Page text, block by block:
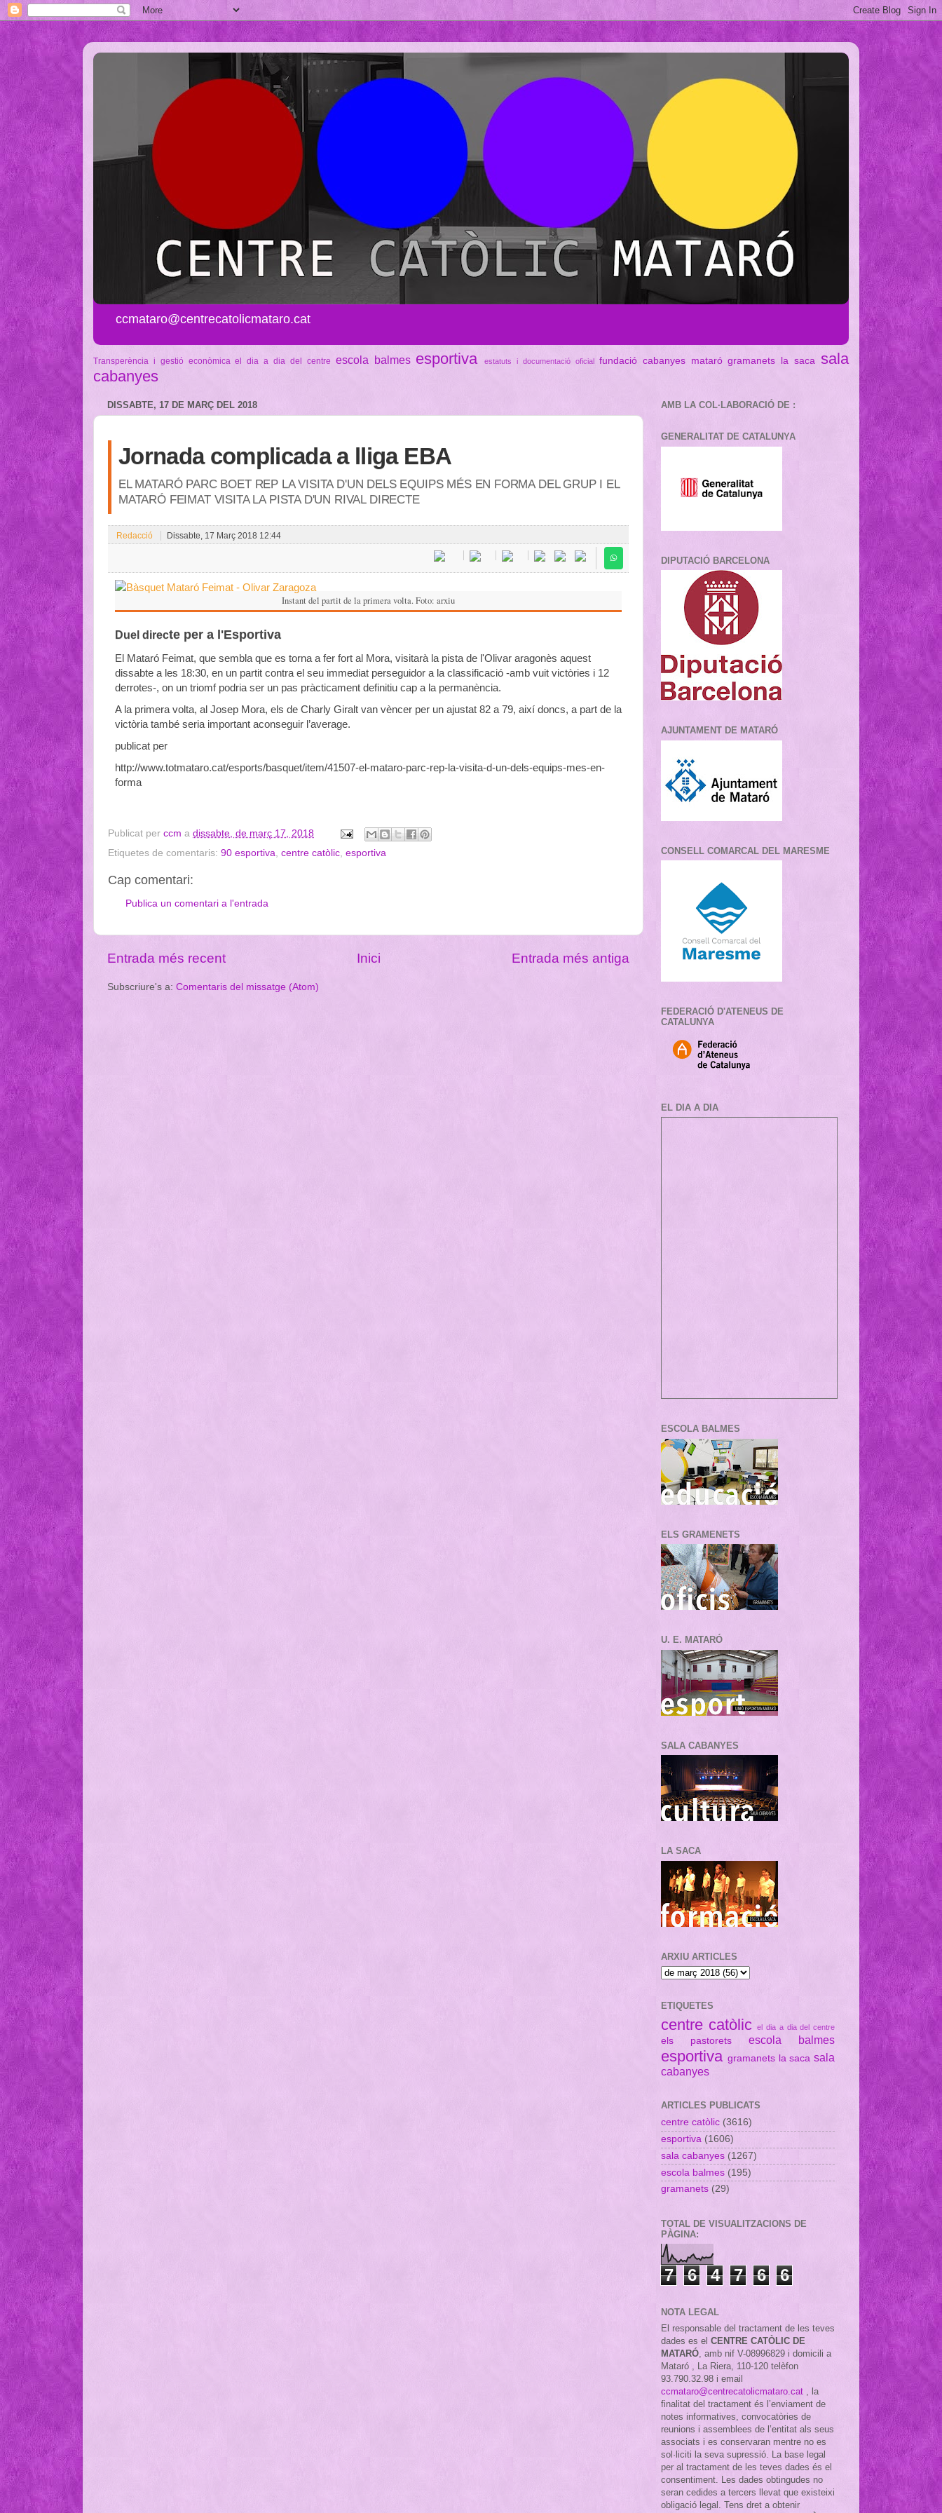
ccmataro@centrecatolicmataro.cat
Transperència i gestió econòmica el dia a dia del centre escola balmes esportiva estatuts i documentació oficial fundació cabanyes mataró gramanets la saca
sala
cabanyes
DISSABTE, 17 DE MARÇ DEL 2018
Jornada complicada a lliga EBA
EL MATARÓ PARC BOET REP LA VISITA D'UN DELS EQUIPS MÉS EN FORMA DEL GRUP I EL
MATARÓ FEIMAT VISITA LA PISTA D'UN RIVAL DIRECTE
Redacció Dissabte, 17 Març 2018 12:44
Instant del partit de la primera volta. Foto: arxiu
Duel directe per a l'Esportiva
El Mataró Feimat, que sembla que es torna a fer fort al Mora, visitarà la pista de l'Olivar aragonès aquest
dissabte a les 18:30, en un partit contra el seu immediat perseguidor a la classificació -amb vuit victòries i 12
derrotes-, on un triomf podria ser un pas pràcticament definitiu cap a la permanència.
A la primera volta, al Josep Mora, els de Charly Giralt van vèncer per un ajustat 82 a 79, així doncs, a part de la
victòria també seria important aconseguir l’average.
publicat per
http://www.totmataro.cat/esports/basquet/item/41507-el-mataro-parc-rep-la-visita-d-un-dels-equips-mes-en-
forma
Publicat per ccm a dissabte, de març 17, 2018
Etiquetes de comentaris: 90 esportiva, centre catòlic, esportiva
Cap comentari:
Publica un comentari a l'entrada
Entrada més recent Entrada més antiga
Inici
Subscriure's a: Comentaris del missatge (Atom)
AMB LA COL·LABORACIÓ DE :
GENERALITAT DE CATALUNYA
DIPUTACIÓ BARCELONA
AJUNTAMENT DE MATARÓ
CONSELL COMARCAL DEL MARESME
FEDERACIÓ D'ATENEUS DE
CATALUNYA
EL DIA A DIA
ESCOLA BALMES
ELS GRAMENETS
U. E. MATARÓ
SALA CABANYES
LA SACA
ARXIU ARTICLES
ETIQUETES
centre catòlic el dia a dia del centre
els pastorets escola balmes
esportiva gramanets la saca sala
cabanyes
ARTICLES PUBLICATS
centre catòlic (3616)
esportiva (1606)
sala cabanyes (1267)
escola balmes (195)
gramanets (29)
TOTAL DE VISUALITZACIONS DE
PÀGINA:
7 6 4 7 6 6
NOTA LEGAL
El responsable del tractament de les teves
dades es el CENTRE CATÒLIC DE
MATARÓ , amb nif V-08996829 i domicili a
Mataró , La Riera, 110-120 telèfon
93.790.32.98 i email
ccmataro@centrecatolicmataro.cat
la
finalitat del tractament és l’enviament de
notes informatives, convocatòries de
reunions i assemblees de l’entitat als seus
associats i es conservaran mentre no es
sol·liciti la seva supressió. La base legal
per al tractament de les teves dades és el
consentiment. Les dades obtingudes no
seran cedides a tercers llevat que existeixi
obligació legal. Tens dret a obtenir